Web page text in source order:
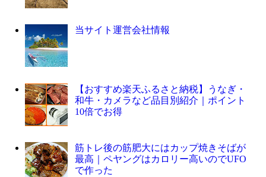
当サイト運営会社情報
【おすすめ楽天ふるさと納税】うなぎ・
和牛・カメラなど品目別紹介｜ポイント
10倍でお得
筋トレ後の筋肥大にはカップ焼きそばが
最高｜ペヤングはカロリー高いのでUFO
で作った